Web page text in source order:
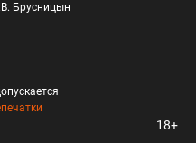
Брусницын
18+